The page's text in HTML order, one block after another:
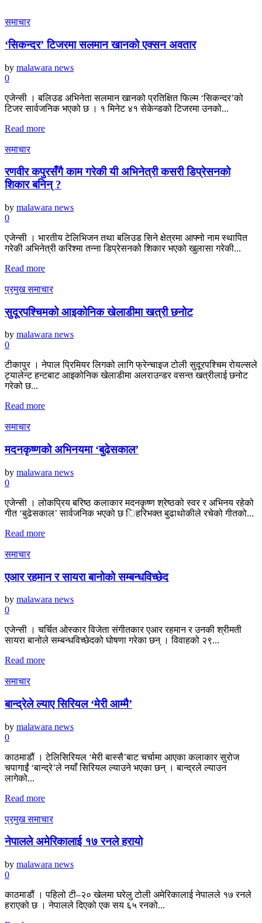
समाचार
‘सिकन्दर’ टिजरमा सलमान खानको एक्सन अवतार
by malawara news
0
एजेन्सी । बलिउड अभिनेता सलमान खानको प्रतिक्षित फिल्म ‘सिकन्दर’को
टिजर सार्वजनिक भएको छ । १ मिनेट ४१ सेकेन्डको टिजरमा उनको...
Read more
समाचार
रणवीर कपुरसँगै काम गरेकी यी अभिनेत्री कसरी डिप्रेसनको
शिकार बनिन् ?
by malawara news
0
एजेन्सी । भारतीय टेलिभिजन तथा बलिउड सिने क्षेत्रमा आफ्नो नाम स्थापित
गरेकी अभिनेत्री करिश्मा तन्ना डिप्रेसनको शिकार भएको खुलासा गरेकी...
Read more
प्रमुख समाचार
सुदूरपश्चिमको आइकोनिक खेलाडीमा खत्री छनोट
by malawara news
0
टीकापुर । नेपाल प्रिमियर लिगको लागि फ्रेन्चाइज टोली सुदूरपश्चिम रोयल्सले
ट्यालेन्ट हन्टबाट आइकोनिक खेलाडीमा अलराउन्डर वसन्त खत्रीलाई छनोट
गरेको छ...
Read more
समाचार
मदनकृष्णको अभिनयमा ‘बुढेसकाल’
by malawara news
0
एजेन्सी । लोकप्रिय बरिष्ठ कलाकार मदनकृष्ण श्रेष्ठको स्वर र अभिनय रहेको
गीत ‘बुढेसकाल’ सार्वजनिक भएको छ िहरिभक्त बुढाथोकीले रचेको गीतको...
Read more
समाचार
एआर रहमान र सायरा बानोको सम्बन्धविच्छेद
by malawara news
0
एजेन्सी । चर्चित ओस्कार विजेता संगीतकार एआर रहमान र उनकी श्रीमती
सायरा बानोले सम्बन्धविच्छेदको घोषणा गरेका छन् । विवाहको २९...
Read more
समाचार
बान्द्रेले ल्याए सिरियल ‘मेरी आम्मै’
by malawara news
0
काठमाडौं । टेलिसिरियल ‘मेरी बास्सै’बाट चर्चामा आएका कलाकार सुरोज
चपागाईं ‘बान्द्रे’ले नयाँ सिरियल ल्याउने भएका छन् । बान्द्रले ल्याउन
लागेको...
Read more
प्रमुख समाचार
नेपालले अमेरिकालाई १७ रनले हरायो
by malawara news
0
काठमाडौं । पहिलो टी–२० खेलमा घरेलु टोली अमेरिकालाई नेपालले १७ रनले
हराएको छ । नेपालले दिएको एक सय ६५ रनको...